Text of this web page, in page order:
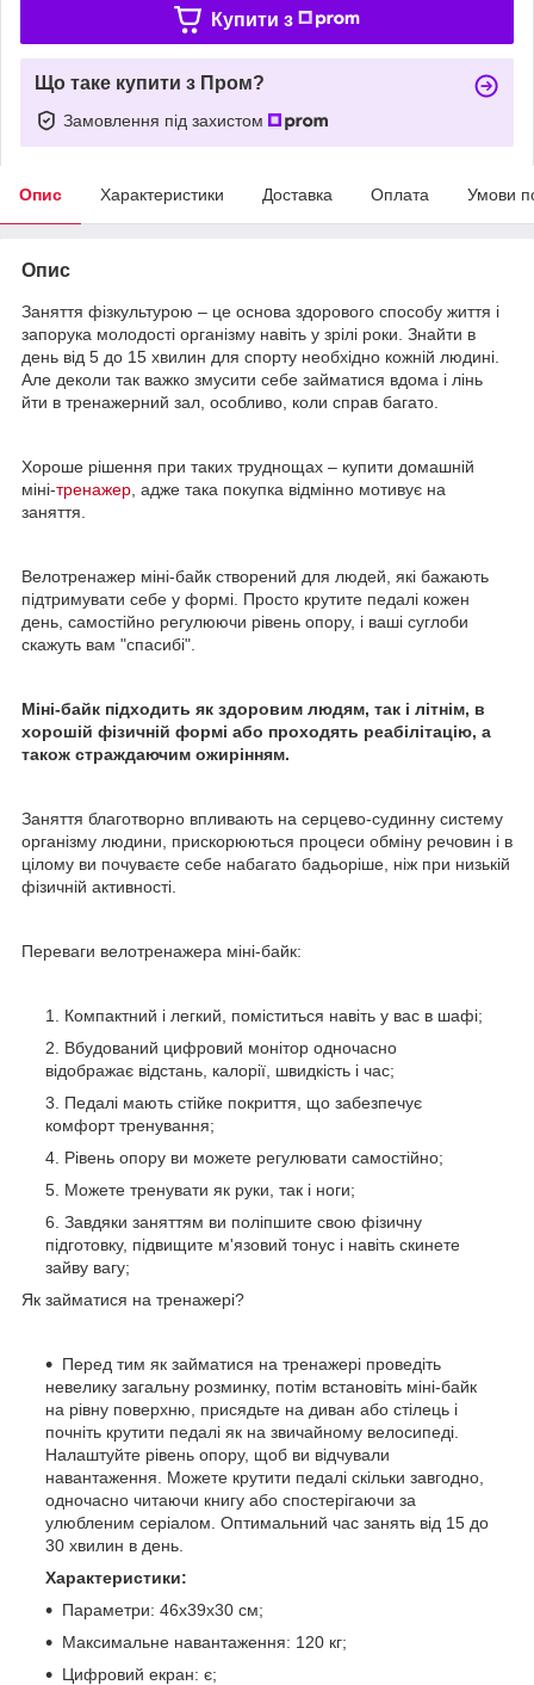
Купити з
Що таке купити з Пром?
Замовлення під захистом
Опис Характеристики Доставка Оплата Умови
Опис
Заняття фізкультурою – це основа здорового способу життя і
запорука молодості організму навіть у зрілі роки. Знайти в
день від 5 до 15 хвилин для спорту необхідно кожній людині.
Але деколи так важко змусити себе займатися вдома і лінь
йти в тренажерний зал, особливо, коли справ багато.
Хороше рішення при таких труднощах – купити домашній
міні-тренажер , адже така покупка відмінно мотивує на
заняття.
Велотренажер міні-байк створений для людей, які бажають
підтримувати себе у формі. Просто крутите педалі кожен
день, самостійно регулюючи рівень опору, і ваші суглоби
скажуть вам "спасибі".
Міні-байк підходить як здоровим людям, так і літнім, в
хорошій фізичній формі або проходять реабілітацію, а
також страждаючим ожирінням.
Заняття благотворно впливають на серцево-судинну систему
організму людини, прискорюються процеси обміну речовин і в
цілому ви почуваєте себе набагато бадьоріше, ніж при низькій
фізичній активності.
Переваги велотренажера міні-байк:
Компактний і легкий, поміститься навіть у вас в шафі;
Вбудований цифровий монітор одночасно
відображає відстань, калорії, швидкість і час;
Педалі мають стійке покриття, що забезпечує
комфорт тренування;
Рівень опору ви можете регулювати самостійно;
Можете тренувати як руки, так і ноги;
Завдяки заняттям ви поліпшите свою фізичну
підготовку, підвищите м'язовий тонус і навіть скинете
зайву вагу;
Як займатися на тренажері?
Перед тим як займатися на тренажері проведіть
невелику загальну розминку, потім встановіть міні-байк
на рівну поверхню, присядьте на диван або стілець і
почніть крутити педалі як на звичайному велосипеді.
Налаштуйте рівень опору, щоб ви відчували
навантаження. Можете крутити педалі скільки завгодно,
одночасно читаючи книгу або спостерігаючи за
улюбленим серіалом. Оптимальний час занять від 15 до
30 хвилин в день.
Характеристики:
Параметри: 46х39х30 см;
Максимальне навантаження: 120 кг;
Цифровий екран: є;